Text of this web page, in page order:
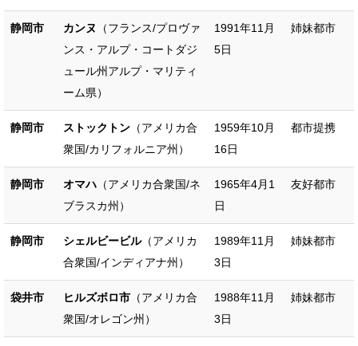
静岡市 カンヌ
（フランス/プロヴァ
ンス・アルプ・コートダジ
ュール州アルプ・マリティ
ーム県）
1991年11月
5日
姉妹都市
静岡市 ストックトン （アメリカ合
衆国/カリフォルニア州）
1959年10月
16日
都市提携
静岡市 オマハ （アメリカ合衆国/ネ
ブラスカ州）
1965年4月1
日
友好都市
静岡市 シェルビービル（アメリカ
合衆国/インディアナ州）
1989年11月
3日
姉妹都市
袋井市 ヒルズボロ市 （アメリカ合
衆国/オレゴン州）
1988年11月
3日
姉妹都市